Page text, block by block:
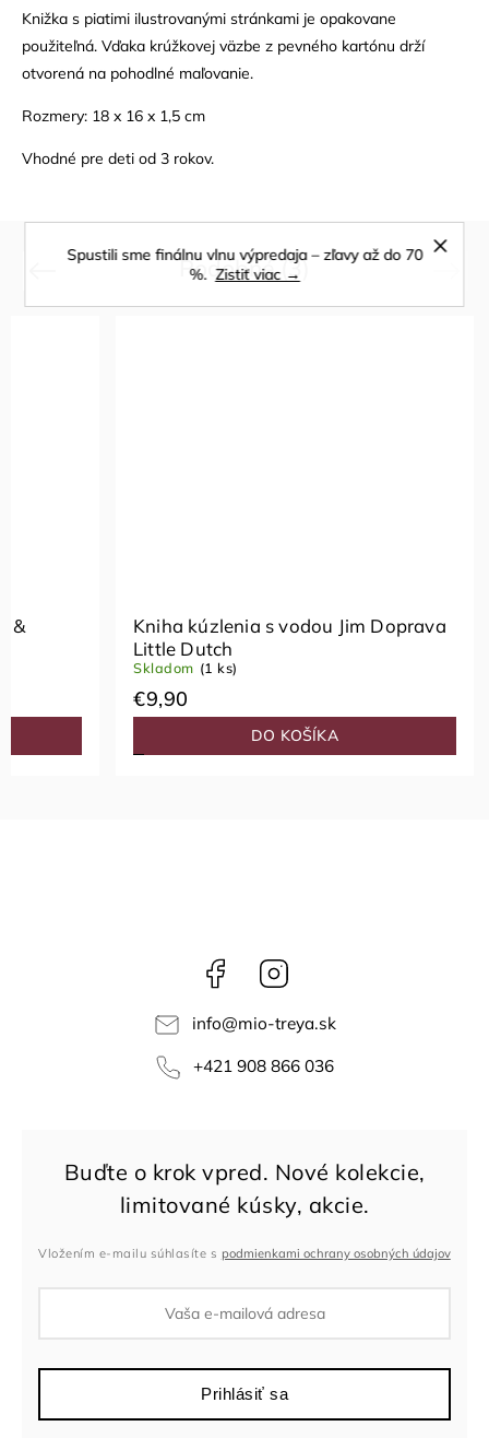
Spustili sme finálnu vlnu výpredaja – zľavy až do 70
%. Zistiť viac →
Knižka s piatimi ilustrovanými stránkami je opakovane
použiteľná. Vďaka krúžkovej väzbe z pevného kartónu drží
otvorená na pohodlné maľovanie.
Rozmery: 18 x 16 x 1,5 cm
Vhodné pre deti od 3 rokov.
Podobné (3)
&
Kniha kúzlenia s vodou Jim Doprava
Little Dutch
Skladom (1 ks)
€9,90
DO KOŠÍKA
Facebook
info@mio-treya.sk
+421 908 866 036
Vložením e-mailu súhlasíte s podmienkami ochrany osobných údajov
Prihlásiť sa